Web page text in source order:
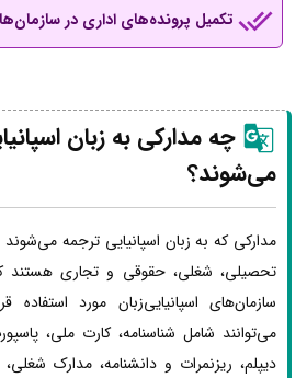
تکمیل پرونده‌های اداری در
چه مدارکی به زبان
می‌شوند؟
مدارکی که به زبان اسپانیایی ترجمه
تحصیلی، شغلی، حقوقی و تجاری هستند که
سازمان‌های اسپانیایی‌زبان مورد
می‌توانند شامل شناسنامه، کارت ملی،
دیپلم، ریزنمرات و دانشنامه، مدارک